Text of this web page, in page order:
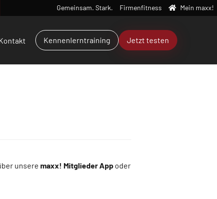
Gemeinsam. Stark. Firmenfitness Mein maxx!
Kennenlerntraining Jetzt testen
unsere maxx! Mitglieder Appoder